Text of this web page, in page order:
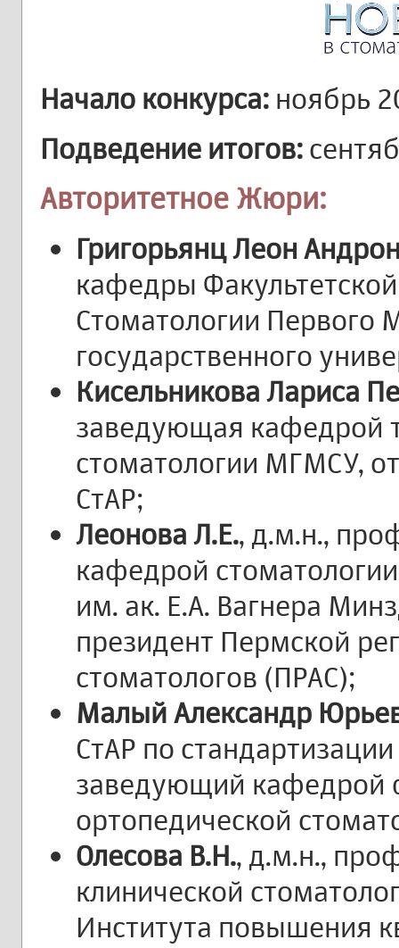
Начало конкурса: ноябрь
Подведение итогов:
Авторитетное Жюри:
Григорьянц Леон
кафедры
Стоматологии Первого
государственного
Кисельникова Лариса
заведующая кафедрой
стоматологии МГМСУ,
СтАР;
Леонова Л.Е., д.м.н.,
кафедрой
им. ак. Е.А. Вагнера
президент Пермской
стоматологов (ПРАС);
Малый Александр
СтАР по
заведующий кафедрой
ортопедической
Олесова В.Н., д.м.н.,
клинической
Института повышения